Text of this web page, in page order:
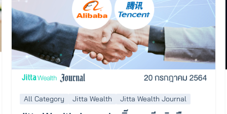
All Category Jitta Wealth Jitta Wealth Journal